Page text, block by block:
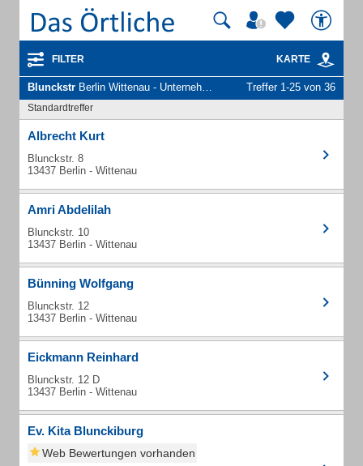
FILTER KARTE
Blunckstr Berlin Wittenau - Unternehmen und Personen Treffer 1-25 von 36
Standardtreffer
Albrecht Kurt
Blunckstr. 8
13437 Berlin - Wittenau
Amri Abdelilah
Blunckstr. 10
13437 Berlin - Wittenau
Bünning Wolfgang
Blunckstr. 12
13437 Berlin - Wittenau
Eickmann Reinhard
Blunckstr. 12 D
13437 Berlin - Wittenau
Ev. Kita Blunckiburg
Web Bewertungen vorhanden